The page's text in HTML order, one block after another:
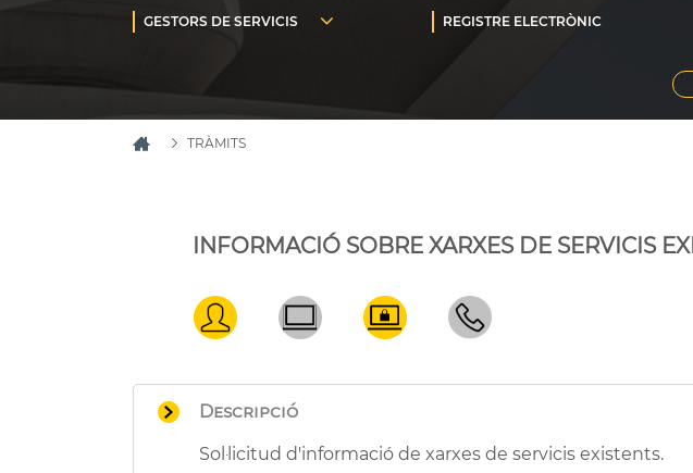
TRÀMITS
INFORMACIÓ SOBRE XARXES DE SERVICIS
Descripció
Sol·licitud d'informació de xarxes de servicis existents.